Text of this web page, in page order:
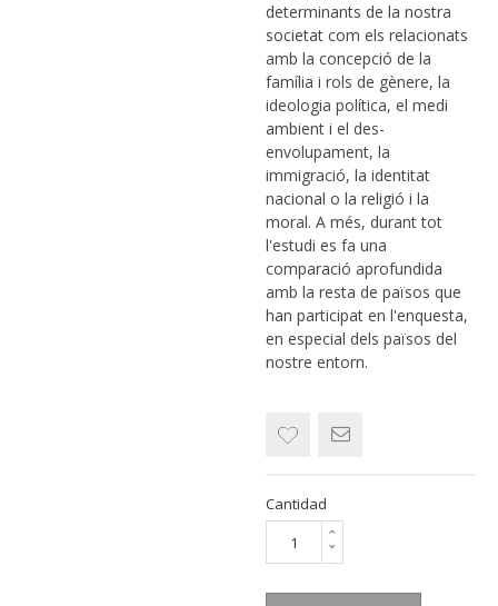
determinants de la nostra
societat com els relacionats
amb la concepció de la
família i rols de gènere, la
ideologia política, el medi
ambient i el des-
envolupament, la
immigració, la identitat
nacional o la religió i la
moral. A més, durant tot
l'estudi es fa una
comparació aprofundida
amb la resta de països que
han participat en l'enquesta,
en especial dels països del
nostre entorn.
Cantidad